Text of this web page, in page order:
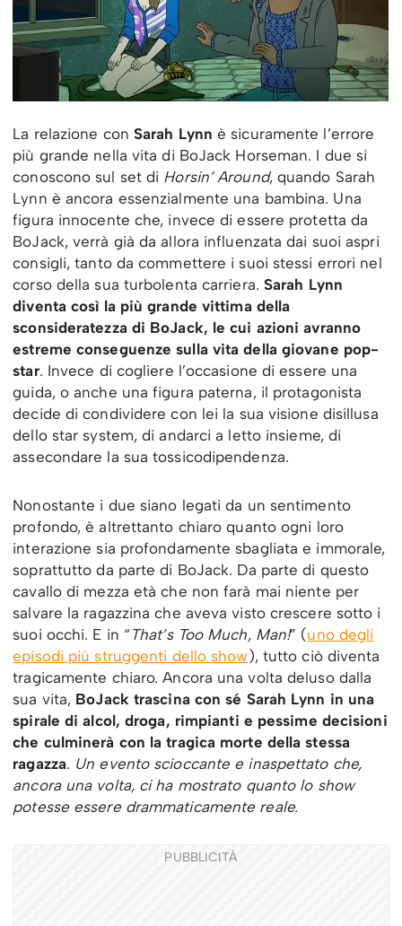
La relazione con Sarah Lynn è sicuramente l’errore
più grande nella vita di BoJack Horseman. I due si
conoscono sul set di Horsin’ Around, quando Sarah
Lynn è ancora essenzialmente una bambina. Una
figura innocente che, invece di essere protetta da
BoJack, verrà già da allora influenzata dai suoi aspri
consigli, tanto da commettere i suoi stessi errori nel
corso della sua turbolenta carriera. Sarah Lynn
diventa così la più grande vittima della
sconsideratezza di BoJack, le cui azioni avranno
estreme conseguenze sulla vita della giovane pop-
star. Invece di cogliere l’occasione di essere una
guida, o anche una figura paterna, il protagonista
decide di condividere con lei la sua visione disillusa
dello star system, di andarci a letto insieme, di
assecondare la sua tossicodipendenza.
Nonostante i due siano legati da un sentimento
profondo, è altrettanto chiaro quanto ogni loro
interazione sia profondamente sbagliata e immorale,
soprattutto da parte di BoJack. Da parte di questo
cavallo di mezza età che non farà mai niente per
salvare la ragazzina che aveva visto crescere sotto i
suoi occhi. E in “ That’s Too Much, Man!” (uno degli
episodi più struggenti dello show), tutto ciò diventa
tragicamente chiaro. Ancora una volta deluso dalla
sua vita, BoJack trascina con sé Sarah Lynn in una
spirale di alcol, droga, rimpianti e pessime decisioni
che culminerà con la tragica morte della stessa
ragazza. Un evento scioccante e inaspettato che,
ancora una volta, ci ha mostrato quanto lo show
potesse essere drammaticamente reale.
PUBBLICITÀ